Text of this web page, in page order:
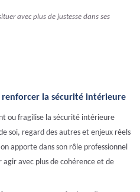
avec plus de justesse dans ses
la sécurité intérieure
ou fragilise la sécurité intérieure
soi, regard des autres et enjeux réels
apporte dans son rôle professionnel
avec plus de cohérence et de